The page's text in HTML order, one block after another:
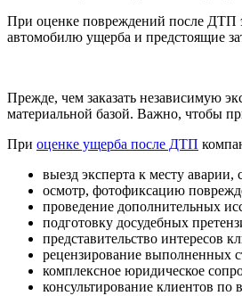
При оценке повреждений после ДТП
автомобилю ущерба и предстоящие
Прежде, чем заказать независимую
материальной базой. Важно, чтобы
При оценке ущерба после ДТП
выезд эксперта к месту
осмотр, фотофиксацию
проведение дополнительных
подготовку досудебных
представительство интересов
рецензирование выполненных
комплексное юридическое
консультирование клиентов